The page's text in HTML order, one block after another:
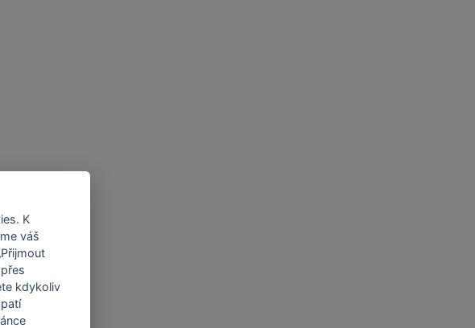
K
váš
kdykoliv